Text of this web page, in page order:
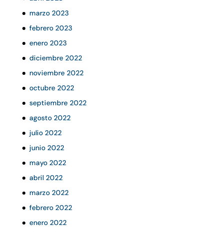
marzo 2023
febrero 2023
enero 2023
diciembre 2022
noviembre 2022
octubre 2022
septiembre 2022
agosto 2022
julio 2022
junio 2022
mayo 2022
abril 2022
marzo 2022
febrero 2022
enero 2022